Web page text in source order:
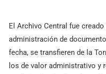
El Archivo Central fue
administración de
fecha, se transfieren de la
los de valor administrativo y